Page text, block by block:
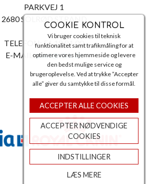
COOKIE KONTROL
Vi bruger cookies til teknisk
funktionalitet samt trafikmåling for at
optimere vores hjemmeside og levere
den bedst mulige service og
brugeroplevelse. Ved at trykke ”Accepter
alle” giver du samtykke til disse formål.
ACCEPTER ALLE COOKIES
ACCEPTER NØDVENDIGE
COOKIES
INDSTILLINGER
LÆS MERE
PARKVEJ 1
2680 SOLRØD STRAND
TELEFON: 56 18 81 00
E-MAIL:post@dkk.dk